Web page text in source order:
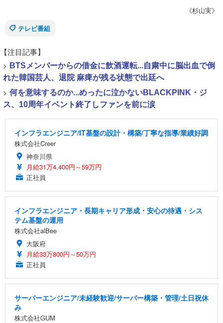
《杉山実》
テレビ番組
【注目記事】
> BTSメンバーからの借金に飲酒運転...自粛中に脳出血で倒
れた韓国芸人、退院 麻痺が残る状態で出廷へ
> 何を意味するのか...めったに泣かないBLACKPINK・ジ
ス、10周年イベント終了しファンを前に涙
インフラエンジニア/IT基盤の設計・構築/丁寧な指導/業績好調
株式会社Creer
神奈川県
月給31万4,400円～59万円
正社員
インフラエンジニア・長期キャリア形成・安心の待遇・シス
テム基盤の運用
株式会社alBee
大阪府
月給33万800円～50万円
正社員
サーバーエンジニア/未経験歓迎/サーバー構築・管理/土日祝休
み
株式会社GUM